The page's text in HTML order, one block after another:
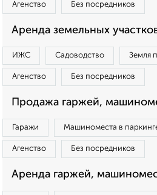
Агенство Без посредников
Аренда земельных
ИЖС Садоводство Земля
Агенство Без посредников
Продажа гаржей,
Гаражи Машиноместа в
Агенство Без посредников
Аренда гаржей,